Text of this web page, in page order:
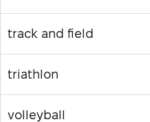
track and field
triathlon
volleyball